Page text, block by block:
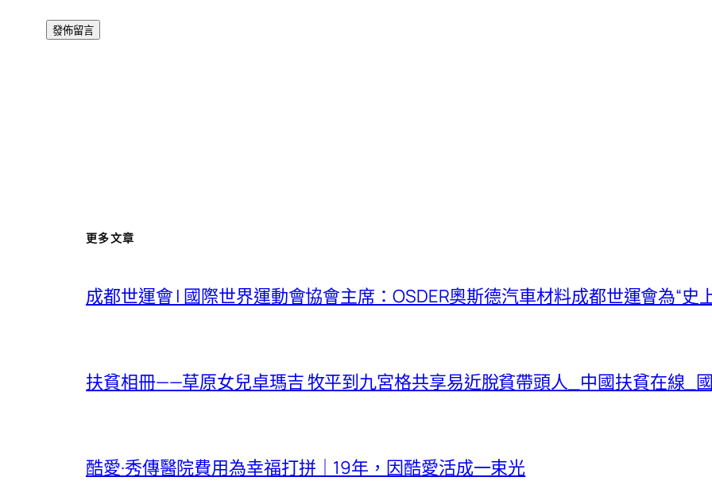
更多文章
成都世運會 | 國際世界運動會協會主席：OSDER奧斯德汽車材料成都世運會為“史
扶貧相冊——草原女兒卓瑪吉 牧平到九宮格共享易近脫貧帶頭人_中國扶貧在線_
酷愛·秀傳醫院費用為幸福打拼｜19年，因酷愛活成一束光